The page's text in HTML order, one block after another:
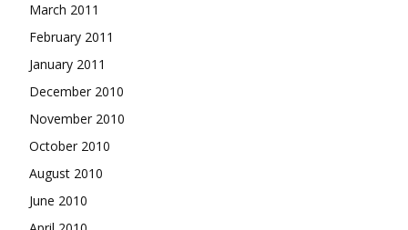
March 2011
February 2011
January 2011
December 2010
November 2010
October 2010
August 2010
June 2010